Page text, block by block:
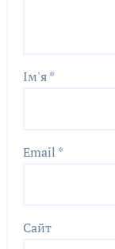
Ім'я*
Email *
Сайт